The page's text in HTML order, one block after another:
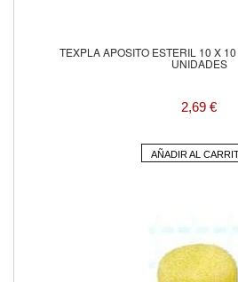
TEXPLA APOSITO ESTERIL 10 X
UNIDADES
2,69 €
AÑADIR AL